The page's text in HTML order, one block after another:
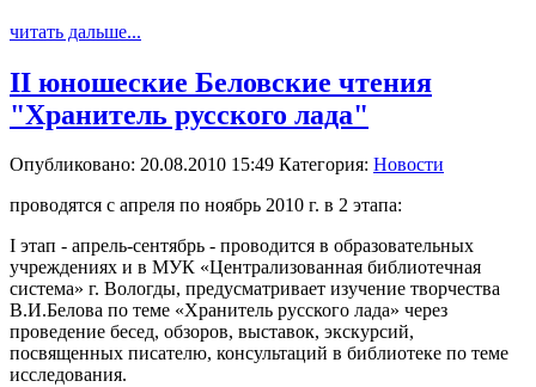
читать дальше...
II юношеские Беловские чтения
"Хранитель русского лада"
Опубликовано: 20.08.2010 15:49 Категория: Новости
проводятся с апреля по ноябрь 2010 г. в 2 этапа:
I этап - апрель-сентябрь - проводится в образовательных
учреждениях и в МУК «Централизованная библиотечная
система» г. Вологды, предусматривает изучение творчества
В.И.Белова по теме «Хранитель русского лада» через
проведение бесед, обзоров, выставок, экскурсий,
посвященных писателю, консультаций в библиотеке по теме
исследования.